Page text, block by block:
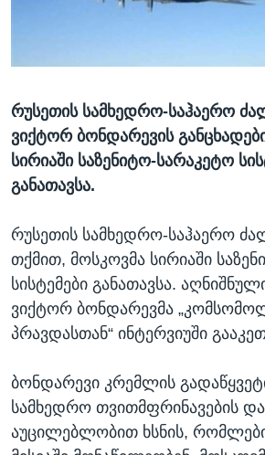
ᲡᲢᲣᲓᲘᲐ ᲕᲐᲨᲘᲜᲒᲢᲝᲜᲘ
ᲘᲜᲢᲔᲠᲕᲘᲣ
ᲙᲣᲚᲢᲣᲠᲐ
ᲒᲐᲚᲘᲚᲔᲝ
ენები
რუსეთის სამხედრო-საჰაერო
ვიქტორ ბონდარევის
სირიაში საზენიტო-სარაკეტო
განათავსა.
რუსეთის სამხედრო-საჰაერო
თქმით, მოსკოვმა სირიაში
სისტემები განათავსა.
ვიქტორ ბონდარევმა
პრავდასთან“ ინტერვიუში
ბონდარევი კრემლის
სამხედრო თვითმფრინავების
აუცილებლობით ხსნის,